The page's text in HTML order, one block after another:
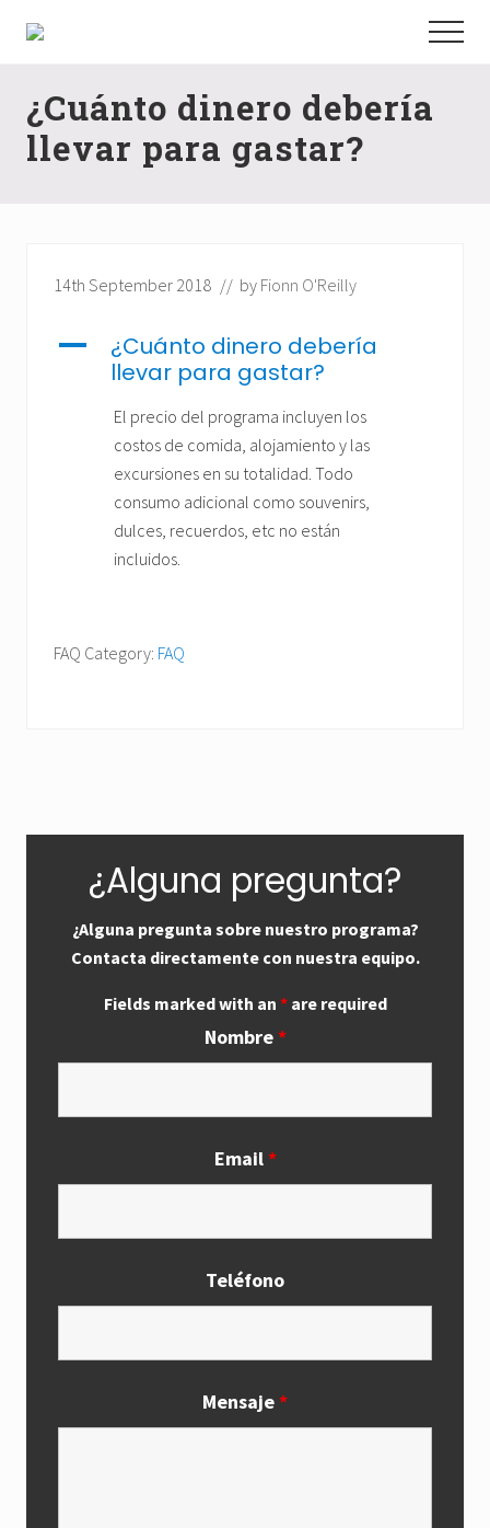
content
sidebar
rodeado
do
lugareños
en
Menu
¿Cuánto dinero debería
llevar para gastar?
14th September 2018 // by Fionn O'Reilly
A
¿Cuánto dinero debería
llevar para gastar?
El precio del programa incluyen los
costos de comida, alojamiento y las
excursiones en su totalidad. Todo
consumo adicional como souvenirs,
dulces, recuerdos, etc no están
incluidos.
FAQ Category: FAQ
Primary
Sidebar
¿Alguna pregunta?
¿Alguna pregunta sobre nuestro programa?
Contacta directamente con nuestra equipo.
Fields marked with an *are required
Nombre*
Email*
Teléfono
Mensaje*